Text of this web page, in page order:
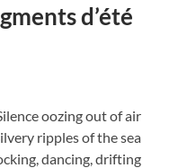
d’été
oozing out of air
ripples of the sea
dancing, drifting